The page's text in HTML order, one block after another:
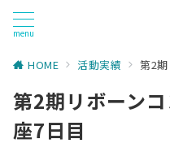
menu
HOME 活動実績 第2期
第2期リボーン
座7日目